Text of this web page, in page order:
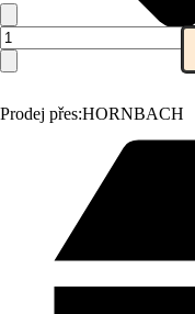
Prodej přes:HORNBACH